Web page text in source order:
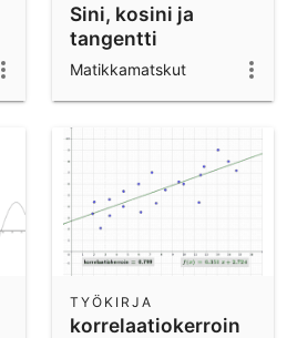
Sini, kosini ja
tangentti
yksikköympyrässä
Matikkamatskut
korrelaatiokerroin
TYÖKIRJA